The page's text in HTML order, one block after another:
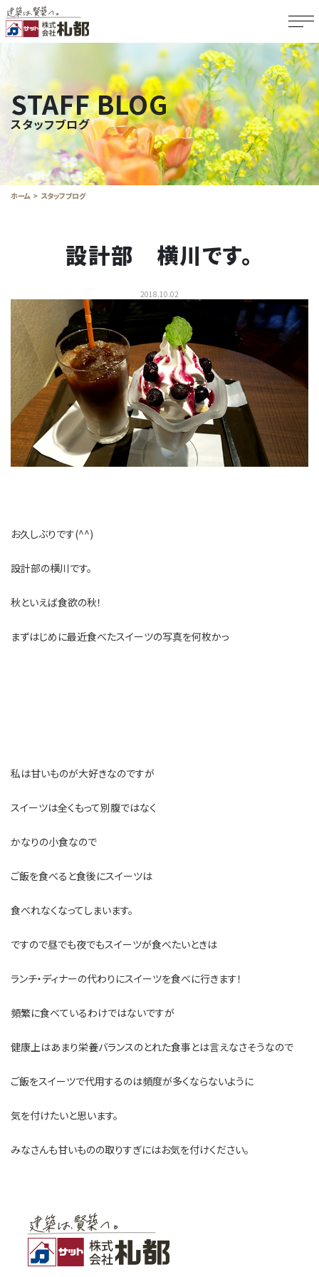
STAFF BLOG
スタッフブログ
ホーム スタッフブログ
設計部 横川です。
2018.10.02
お久しぶりです(^^)
設計部の横川です。
秋といえば食欲の秋！
まずはじめに最近食べたスイーツの写真を何枚かっ
私は甘いものが大好きなのですが
スイーツは全くもって別腹ではなく
かなりの小食なので
ご飯を食べると食後にスイーツは
食べれなくなってしまいます。
ですので昼でも夜でもスイーツが食べたいときは
ランチ・ディナーの代わりにスイーツを食べに行きます！
頻繁に食べているわけではないですが
健康上はあまり栄養バランスのとれた食事とは言えなさそうなので
ご飯をスイーツで代用するのは頻度が多くならないように
気を付けたいと思います。
みなさんも甘いものの取りすぎにはお気を付けください。